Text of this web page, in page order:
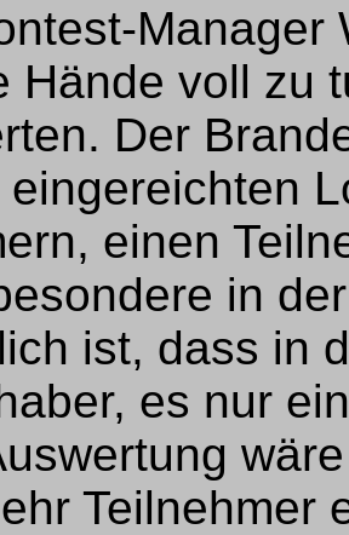
Manager
Hände voll zu
Der
eingereichten
einen
in
ist, dass in
es nur
Teilnehmer